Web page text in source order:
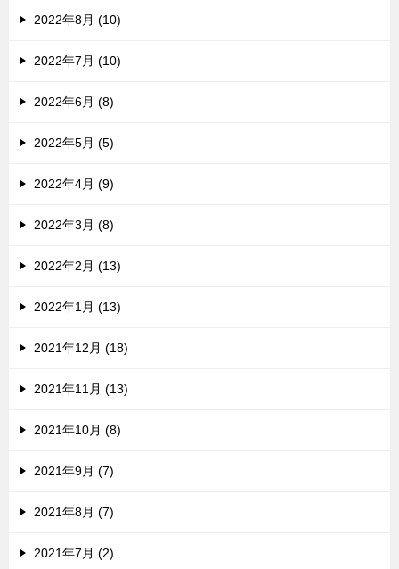
2022年8月 (10)
2022年7月 (10)
2022年6月 (8)
2022年5月 (5)
2022年4月 (9)
2022年3月 (8)
2022年2月 (13)
2022年1月 (13)
2021年12月 (18)
2021年11月 (13)
2021年10月 (8)
2021年9月 (7)
2021年8月 (7)
2021年7月 (2)